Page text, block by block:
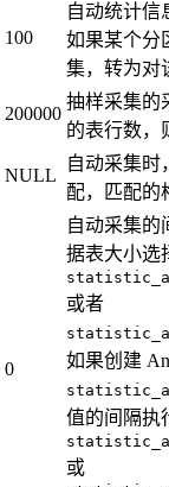
100
自动统计信
如果某个分
集，转为对
200000
抽样采集的
的表行数，
NULL
自动采集时
配，匹配的
0
自动采集的
据表大小选
或者
如果创建
值的间隔执
或